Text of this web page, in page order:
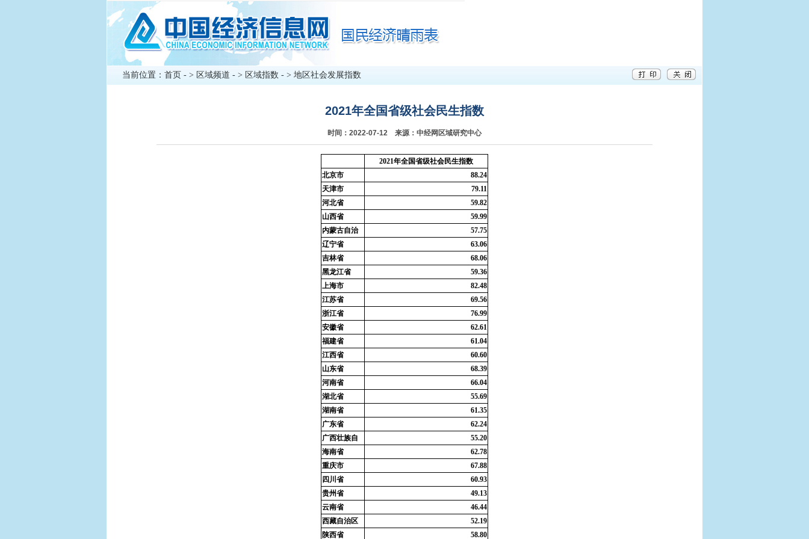
当前位置： 首页 - > 区域频道 - > 区域指数 - > 地区社会发展指数
2021年全国省级社会民生指数
时间：2022-07-12 来源：中经网区域研究中心
2021年全国省级社会民生指数
北京市
88.24
天津市
79.11
河北省
59.82
山西省
59.99
内蒙古自治
57.75
辽宁省
63.06
吉林省
68.06
黑龙江省
59.36
上海市
82.48
江苏省
69.56
浙江省
76.99
安徽省
62.61
福建省
61.04
江西省
60.60
山东省
68.39
河南省
66.04
湖北省
55.69
湖南省
61.35
广东省
62.24
广西壮族自
55.20
海南省
62.78
重庆市
67.88
四川省
60.93
贵州省
49.13
云南省
46.44
西藏自治区
52.19
陕西省
58.80